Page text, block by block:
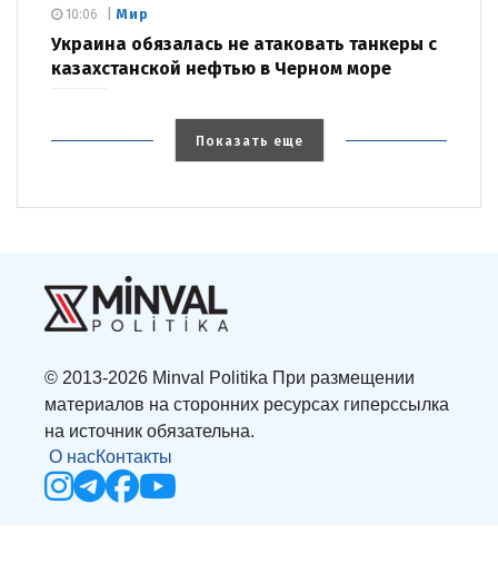
Мир
Украина обязалась не атаковать танкеры с
казахстанской нефтью в Черном море
10:06
Показать еще
© 2013-2026 Minval Politika При размещении
материалов на сторонних ресурсах гиперссылка
на источник обязательна.
О насКонтакты